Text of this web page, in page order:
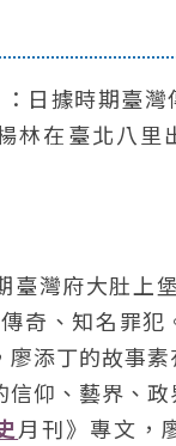
日據時期臺灣
林在臺北八里
臺灣府大肚上
奇、知名罪犯
廖添丁的故事
仰、藝界、政
月刊》專文，